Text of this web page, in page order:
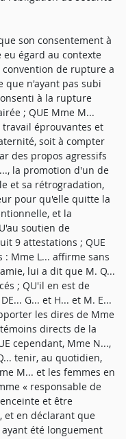
son consentement à
égard au contexte
de rupture a
que n'ayant pas subi
à la rupture
; QUE Mme M...
éprouvantes et
soit à compter
des propos agressifs
la promotion d'un de
et sa rétrogradation,
pour qu'elle quitte la
et la
soutien de
9 attestations ; QUE
: Mme L... affirme sans
lui a dit que M. Q...
; QU'il en est de
G... et H... et M. E...
les dires de Mme
directs de la
cependant, Mme N...,
tenir, au quotidien,
M... et les femmes en
« responsable de
et être
et en déclarant que
été longuement